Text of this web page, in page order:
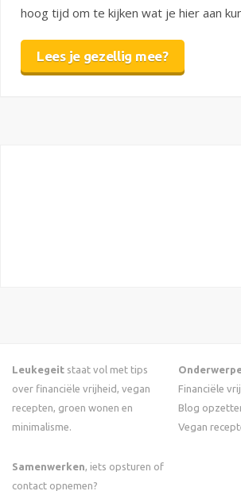
hoog tijd om te kijken wat je hier aan
Lees je gezellig mee?
Leukegeit staat vol met tips
over financiële vrijheid, vegan
recepten, groen wonen en
minimalisme.
Samenwerken, iets opsturen of
contact opnemen?
Financiële
Blog
Vegan